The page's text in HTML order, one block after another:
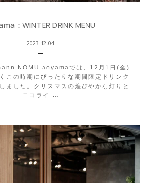
：WINTER DRINK MENU
2023.12.04
NOMU aoyamaでは、12月1日(金)
この時期にぴったりな期間限定ドリンク
ました。クリスマスの煌びやかな灯りと
ニコライ
…